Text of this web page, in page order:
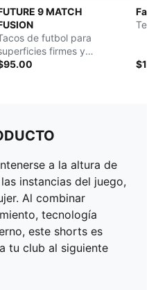
9 MATCH
de futbol para
firmes y
para mujer
Fade
a la altura de
instancias del juego,
Al combinar
tecnología
este shorts es
tu club al siguiente